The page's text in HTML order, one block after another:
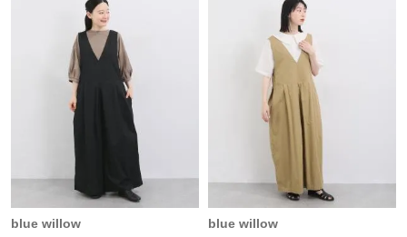
blue willow
blue willow